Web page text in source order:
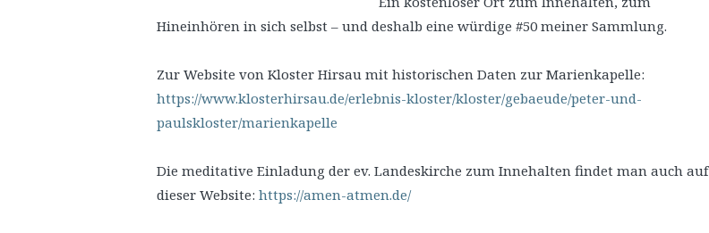
Hineinhören in sich selbst – und deshalb eine würdige #50 meiner Sammlung.
Zur Website von Kloster Hirsau mit historischen Daten zur Marienkapelle:
https://www.klosterhirsau.de/erlebnis-kloster/kloster/gebaeude/peter-und-
paulskloster/marienkapelle
Die meditative Einladung der ev. Landeskirche zum Innehalten findet man auch auf
dieser Website: https://amen-atmen.de/